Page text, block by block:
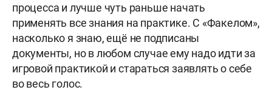
процесса и лучше чуть раньше начать
применять все знания на практике. С «Факелом»,
насколько я знаю, ещё не подписаны
документы, но в любом случае ему надо идти за
игровой практикой и стараться заявлять о себе
во весь голос.